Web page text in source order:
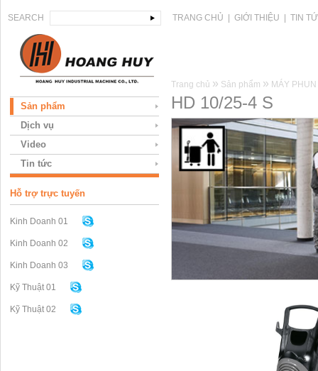
SEARCH TRANG CHỦ GIỚI THIỆU TIN
Trang chủ » Sản phẩm » MÁY
HD 10/25-4 S
Sản phẩm
Dịch vụ
Video
Tin tức
Hỗ trợ trực tuyến
Kinh Doanh 01
Kinh Doanh 02
Kinh Doanh 03
Kỹ Thuật 01
Kỹ Thuật 02